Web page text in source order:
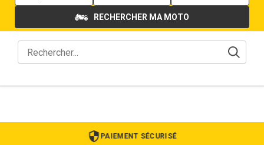
RECHERCHER MA MOTO
PAIEMENT SÉCURISÉ